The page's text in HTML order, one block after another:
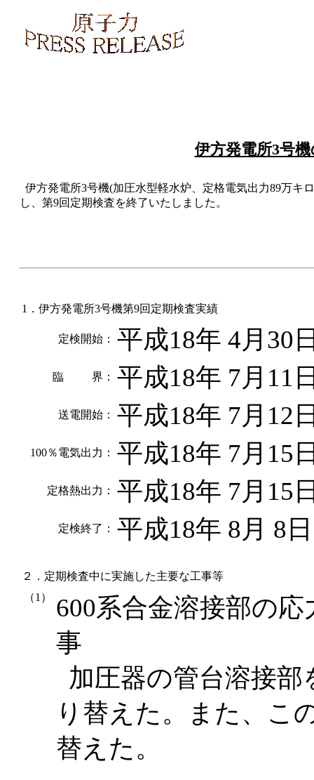
伊方発電所3号
伊方発電所3号機(加圧水型軽水炉、定格電気出力89万キ
し、第9回定期検査を終了いたしました。
1．伊方発電所3号機第9回定期検査実績
定検開始： 平成18年 4月30
臨 界： 平成18年 7月11
送電開始： 平成18年 7月12
100％電気出力： 平成18年 7月15
定格熱出力： 平成18年 7月15
定検終了： 平成18年 8月 8
２．定期検査中に実施した主要な工事等
（1）
600系合金溶接部の
事
加圧器の管台溶接
り替えた。また、こ
替えた。